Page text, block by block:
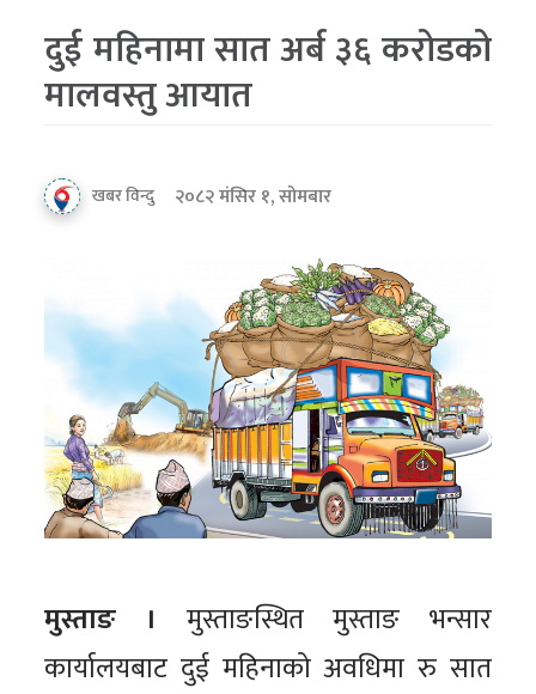
दुई महिनामा सात अर्ब ३६ करोडको
मालवस्तु आयात
खबर विन्दु २०८२ मंसिर १, सोमबार
मुस्ताङ । मुस्ताङस्थित मुस्ताङ भन्सार
कार्यालयबाट दुई महिनाको अवधिमा रु सात